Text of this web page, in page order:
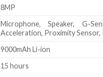
8MP
Microphone, Speaker, G-
Acceleration, Proximity
9000mAh Li-ion
15 hours